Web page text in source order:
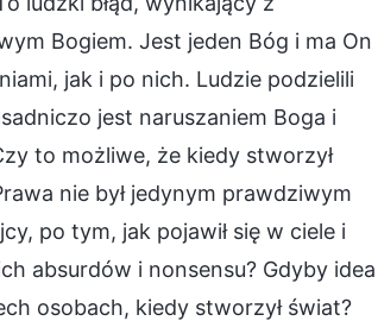
Bogiem. Jest jeden Bóg i ma On
jak i po nich. Ludzie podzielili
jest naruszaniem Boga i
to możliwe, że kiedy stworzył
nie był jedynym prawdziwym
po tym, jak pojawił się w ciele i
absurdów i nonsensu? Gdyby idea
osobach, kiedy stworzył świat?